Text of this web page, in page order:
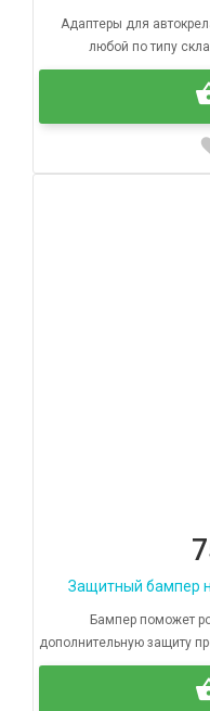
Адаптеры для
любой по типу
Защитный бампер
Бампер поможет
дополнительную защиту